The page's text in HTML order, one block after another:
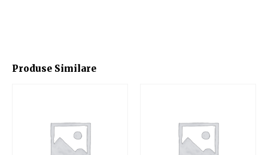
Produse Similare